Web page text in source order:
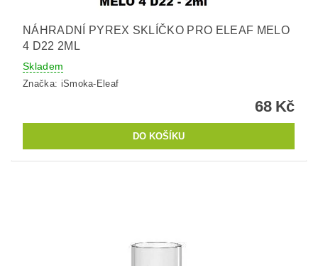
NÁHRADNÍ PYREX SKLÍČKO PRO ELEAF MELO
4 D22 2ML
Skladem
Značka: iSmoka-Eleaf
68 Kč